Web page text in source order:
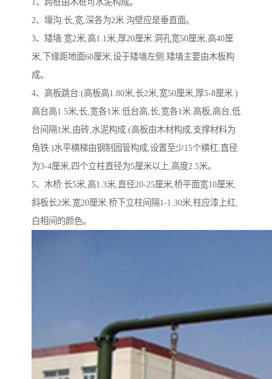
1、跨桩由木桩可水泥构成。
2、壕沟:长,宽,深各为2米.沟壁应是垂直面。
3、矮墙:宽2米,高1.1米,厚20厘米.洞孔宽50厘米,高40厘
米,下缘距地面60厘米,设于矮墙左侧.矮墙主要由木板构
成。
4、高板跳台:(高板高1.80米,长2米,宽50厘米,厚5-8厘米.)
高台高1.5米,长,宽各1米.低台高,长,宽各1米.高板,高台,低
台间隔1米,由砖,水泥构成.(高板由木材构成,支撑材料为
角铁.)水平横梯由钢制园管构成,设置至少15个横杠,直径
为3-4厘米,四个立柱直径为5厘米以上,高度2.5米。
5、木桥:长5米,高1.3米,直径20-25厘米,桥平面宽10厘米,
斜板长2米,宽20厘米.桥下立柱间隔1-1.30米,柱应漆上红,
白相间的颜色。